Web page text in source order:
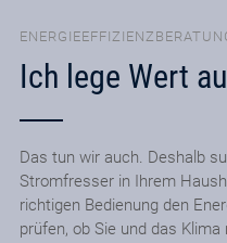
Ich lege Wert
Das tun wir auch. Deshalb
Stromfresser in Ihrem
richtigen Bedienung den
prüfen, ob Sie und das